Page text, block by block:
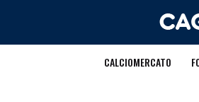
CALCIOMERCATO